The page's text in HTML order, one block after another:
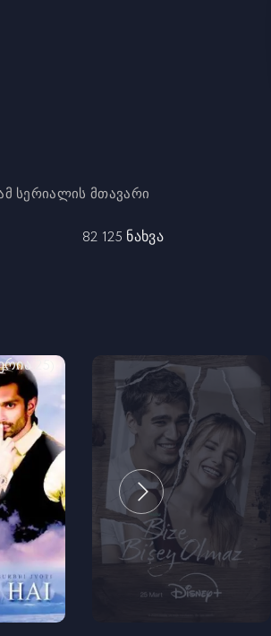
სერიალის მთავარი
82 125 ნახვა